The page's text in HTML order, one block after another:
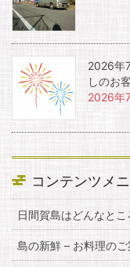
2026年
しのお
2026年
コンテンツメ
日間賀島はどんなとこ
島の新鮮 – お料理のご